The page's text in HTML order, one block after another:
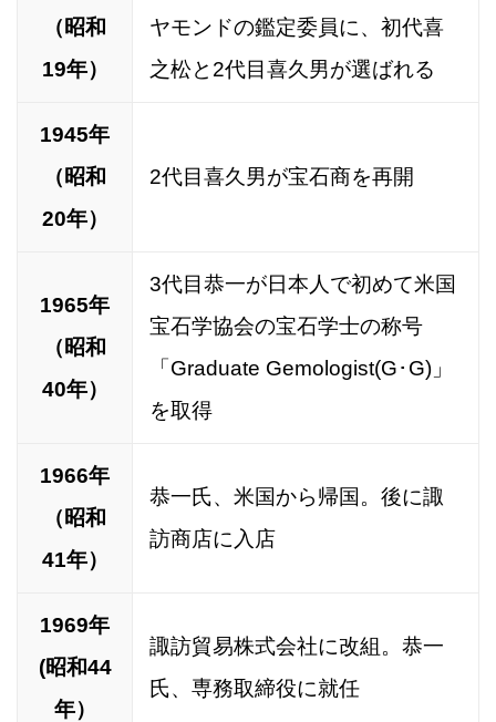
（昭和
19年）
ヤモンドの鑑定委員に、初代喜
之松と2代目喜久男が選ばれる
1945年
（昭和
20年）
2代目喜久男が宝石商を再開
1965年
（昭和
40年）
3代目恭一が日本人で初めて米国
宝石学協会の宝石学士の称号
「Graduate Gemologist(G･G)」
を取得
1966年
（昭和
41年）
恭一氏、米国から帰国。後に諏
訪商店に入店
1969年
(昭和44
年）
諏訪貿易株式会社に改組。恭一
氏、専務取締役に就任